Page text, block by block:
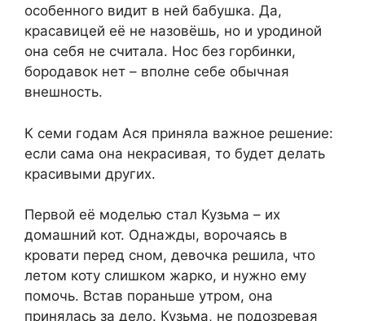
особенного видит в ней бабушка. Да,
красавицей её не назовёшь, но и уродиной
она себя не считала. Нос без горбинки,
бородавок нет – вполне себе обычная
внешность.
К семи годам Ася приняла важное решение:
если сама она некрасивая, то будет делать
красивыми других.
Первой её моделью стал Кузьма – их
домашний кот. Однажды, ворочаясь в
кровати перед сном, девочка решила, что
летом коту слишком жарко, и нужно ему
помочь. Встав пораньше утром, она
принялась за дело. Кузьма, не подозревая